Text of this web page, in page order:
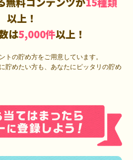
以上！
は5,000件以上！
トの貯め方をご用意しています。
貯めたい方も、あなたにピッタリの貯め